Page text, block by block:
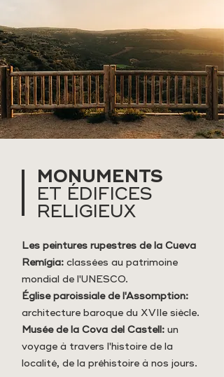
MONUMENTS
ET ÉDIFICES
RELIGIEUX
Les peintures rupestres de la Cueva
Remígia: classées au patrimoine
mondial de l'UNESCO.
Église paroissiale de l'Assomption:
architecture baroque du XVIIe siècle.
Musée de la Cova del Castell: un
voyage à travers l'histoire de la
localité, de la préhistoire à nos jours.